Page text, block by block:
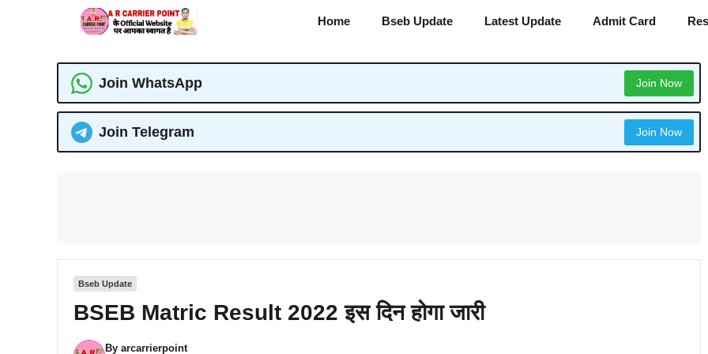
Home Bseb Update Latest Update Admit Card
Join WhatsApp Join Now
Join Telegram Join Now
Bseb Update
BSEB Matric Result 2022 इस दिन होगा जारी
By arcarrierpoint